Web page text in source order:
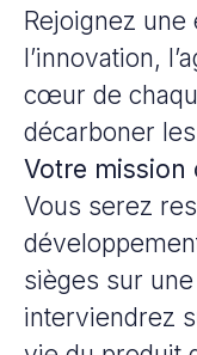
Rejoignez une
l’innovation,
cœur de
décarboner
Votre mission
Vous serez
sièges sur
interviendrez